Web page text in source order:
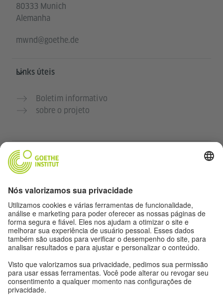
80333 Munich
Alemanha
mwnd@goethe.de
Links úteis
Boletim informativo
sobre o projeto
Outros sites
Pratique alemão gratuitamente
Cursos de alemão do Goethe-Institut
Portal para professores “Deutschstunde”
Privacidade e acessibilidade
Configurações de privacidade